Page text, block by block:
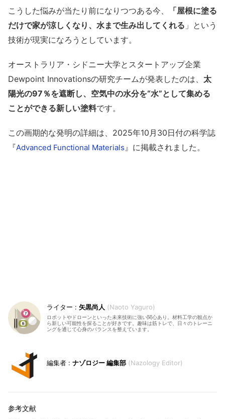
こうした悩みが当たり前になりつつある今、
「屋根に塗る
だけで家が涼しくなり、水まで生み出してくれる 」という
技術が現実になろうとしています。
オーストラリア・シドニー大学とスタートアップ企業
Dewpoint Innovationsの研究チームが発表したのは、 太
陽光の97％を遮断し、空気中の水分を“水”として集める
ことができる新しい塗料です。
この画期的な発明の詳細は、2025年10月30日付の科学誌
『Advanced Functional Materials 』に掲載されました。
矢黒尚人 Naoto Yaguro
ロボットやドローンといった未来技術に強い関心あり。材料工学の観点か
ら新しい可能性を探ることが好きです。趣味は筋トレで、日々のトレーニ
ングを通じて心身のバランスを整えています。
ナゾロジー 編集部 Nazology Editor